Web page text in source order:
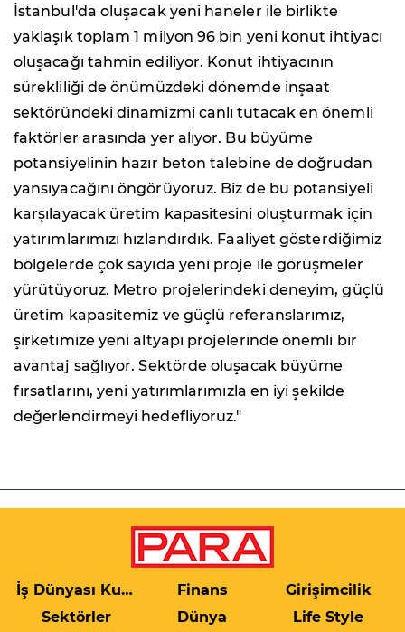
İstanbul'da oluşacak yeni haneler ile birlikte
yaklaşık toplam 1 milyon 96 bin yeni konut ihtiyacı
oluşacağı tahmin ediliyor. Konut ihtiyacının
sürekliliği de önümüzdeki dönemde inşaat
sektöründeki dinamizmi canlı tutacak en önemli
faktörler arasında yer alıyor. Bu büyüme
potansiyelinin hazır beton talebine de doğrudan
yansıyacağını öngörüyoruz. Biz de bu potansiyeli
karşılayacak üretim kapasitesini oluşturmak için
yatırımlarımızı hızlandırdık. Faaliyet gösterdiğimiz
bölgelerde çok sayıda yeni proje ile görüşmeler
yürütüyoruz. Metro projelerindeki deneyim, güçlü
üretim kapasitemiz ve güçlü referanslarımız,
şirketimize yeni altyapı projelerinde önemli bir
avantaj sağlıyor. Sektörde oluşacak büyüme
fırsatlarını, yeni yatırımlarımızla en iyi şekilde
değerlendirmeyi hedefliyoruz."
İş Dünyası Kulis Finans
Girişimcilik
Sektörler
Dünya Life Style